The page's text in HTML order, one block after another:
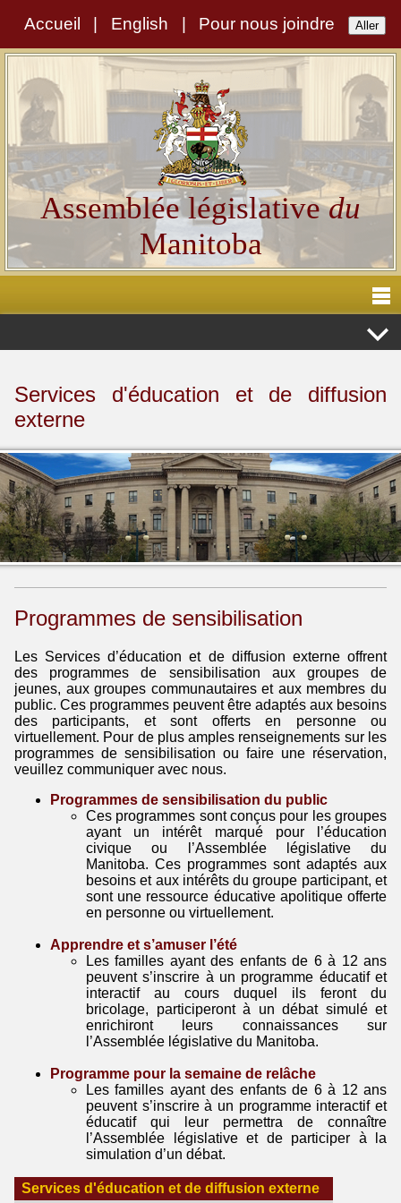
Accueil English Pour nous joindre
Assemblée législativedu
Manitoba
Services d'éducation et de diffusion
externe
Programmes de sensibilisation
Les Services d’éducation et de diffusion externe offrent
des programmes de sensibilisation aux groupes de
jeunes, aux groupes communautaires et aux membres du
public. Ces programmes peuvent être adaptés aux besoins
des participants, et sont offerts en personne ou
virtuellement. Pour de plus amples renseignements sur les
programmes de sensibilisation ou faire une réservation,
veuillez communiquer avec nous.
Programmes de sensibilisation du public
Ces programmes sont conçus pour les groupes
ayant un intérêt marqué pour l’éducation
civique ou l’Assemblée législative du
Manitoba. Ces programmes sont adaptés aux
besoins et aux intérêts du groupe participant, et
sont une ressource éducative apolitique offerte
en personne ou virtuellement.
Apprendre et s’amuser l’été
Les familles ayant des enfants de 6 à 12 ans
peuvent s’inscrire à un programme éducatif et
interactif au cours duquel ils feront du
bricolage, participeront à un débat simulé et
enrichiront leurs connaissances sur
l’Assemblée législative du Manitoba.
Programme pour la semaine de relâche
Les familles ayant des enfants de 6 à 12 ans
peuvent s’inscrire à un programme interactif et
éducatif qui leur permettra de connaître
l’Assemblée législative et de participer à la
simulation d’un débat.
Services d'éducation et de diffusion externe